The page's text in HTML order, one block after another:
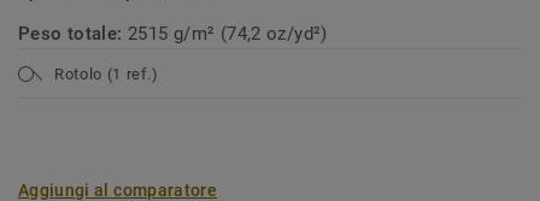
Peso totale: 2515 g/m² (74,2 oz/yd²)
Rotolo (1 ref.)
Aggiungi al comparatore